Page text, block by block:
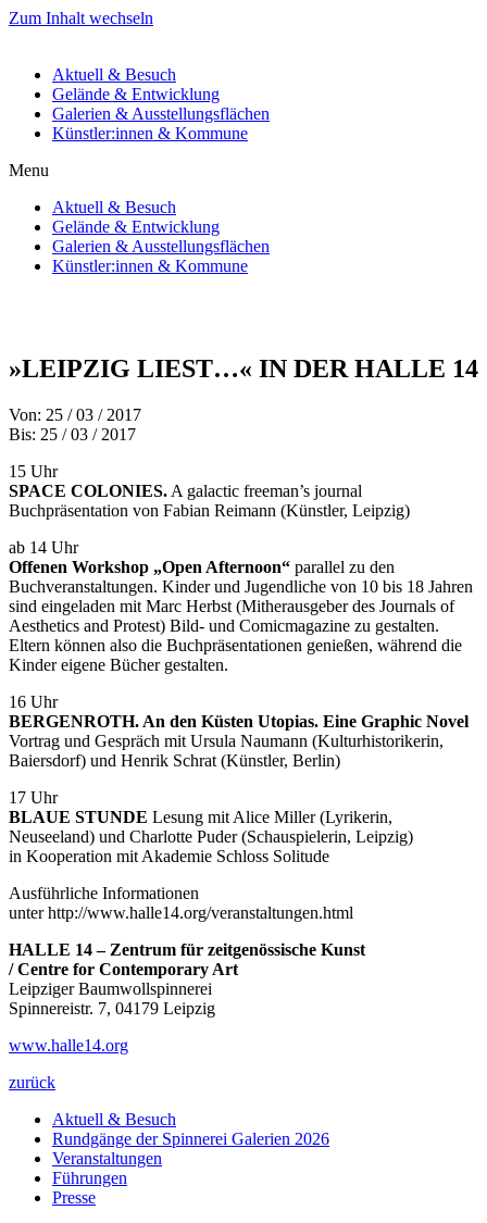
Zum Inhalt wechseln
Aktuell & Besuch
Gelände & Entwicklung
Galerien & Ausstellungsflächen
Künstler:innen & Kommune
Menu
Aktuell & Besuch
Gelände & Entwicklung
Galerien & Ausstellungsflächen
Künstler:innen & Kommune
»LEIPZIG LIEST…« IN DER HALLE 14
Von: 25 / 03 / 2017
Bis: 25 / 03 / 2017
15 Uhr
SPACE COLONIES. A galactic freeman’s journal
Buchpräsentation von Fabian Reimann (Künstler, Leipzig)
ab 14 Uhr
Offenen Workshop „Open Afternoon“ parallel zu den
Buchveranstaltungen. Kinder und Jugendliche von 10 bis 18 Jahren
sind eingeladen mit Marc Herbst (Mitherausgeber des Journals of
Aesthetics and Protest) Bild- und Comicmagazine zu gestalten.
Eltern können also die Buchpräsentationen genießen, während die
Kinder eigene Bücher gestalten.
16 Uhr
BERGENROTH. An den Küsten Utopias. Eine Graphic Novel
Vortrag und Gespräch mit Ursula Naumann (Kulturhistorikerin,
Baiersdorf) und Henrik Schrat (Künstler, Berlin)
17 Uhr
BLAUE STUNDE Lesung mit Alice Miller (Lyrikerin,
Neuseeland) und Charlotte Puder (Schauspielerin, Leipzig)
in Kooperation mit Akademie Schloss Solitude
Ausführliche Informationen
unter http://www.halle14.org/veranstaltungen.html
HALLE 14 – Zentrum für zeitgenössische Kunst
/ Centre for Contemporary Art
Leipziger Baumwollspinnerei
Spinnereistr. 7, 04179 Leipzig
www.halle14.org
zurück
Aktuell & Besuch
Rundgänge der Spinnerei Galerien 2026
Veranstaltungen
Führungen
Presse